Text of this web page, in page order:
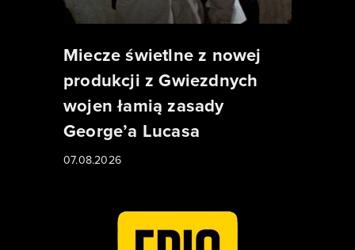
Miecze świetlne z nowej
produkcji z Gwiezdnych
wojen łamią zasady
George’a Lucasa
07.08.2026